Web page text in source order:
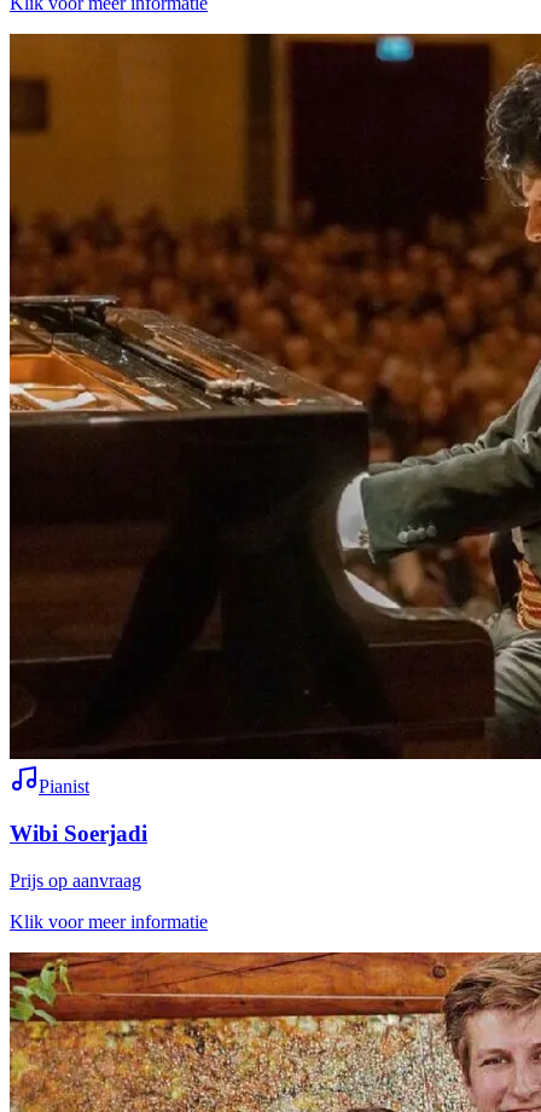
Pianist
Wibi Soerjadi
Prijs op aanvraag
Klik voor meer informatie